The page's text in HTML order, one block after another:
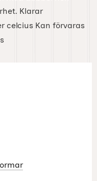
Klarar
celcius Kan förvaras